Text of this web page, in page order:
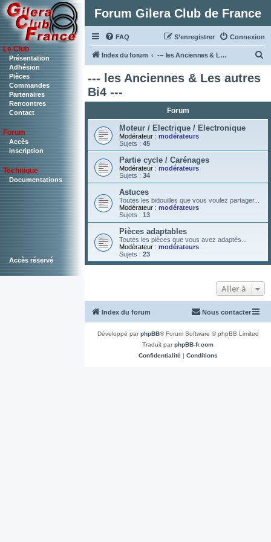
Le Club
Présentation
Adhésion
Pièces
Commandes
Partenaires
Rencontres
Contact
Forum
Accès
inscription
Technique
Documentations
Accès réservé
Forum Gilera Club de France
FAQ Connexion
S’enregistrer
Index du forum --- les Anciennes & Les autres Bi4 ---
r
--- les Anciennes & Les autres
Bi4 ---
Forum
Moteur / Electrique / Electronique
Modérateur : modérateurs
Sujets : 45
Partie cycle / Carénages
Modérateur : modérateurs
Sujets : 34
Astuces
Toutes les bidouilles que vous voulez partager...
Modérateur : modérateurs
Sujets : 13
Pièces adaptables
Toutes les pièces que vous avez adaptés...
Modérateur : modérateurs
Sujets : 23
Aller à
Index du forum Nous contacter
Développé parphpBB® Forum Software © phpBB Limited
Traduit parphpBB-fr.com
Confidentialité| Conditions